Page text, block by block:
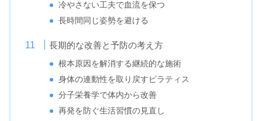
冷やさない工夫で血流を保つ
長時間同じ姿勢を避ける
長期的な改善と予防の考え方
根本原因を解消する継続的な施術
身体の連動性を取り戻すピラティス
分子栄養学で体内から改善
再発を防ぐ生活習慣の見直し